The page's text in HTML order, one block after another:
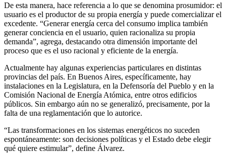
De esta manera, hace referencia a lo que se denomina prosumidor: el
usuario es el productor de su propia energía y puede comercializar el
excedente. “Generar energía cerca del consumo implica también
generar conciencia en el usuario, quien racionaliza su propia
demanda”, agrega, destacando otra dimensión importante del
proceso que es el uso racional y eficiente de la energía.
Actualmente hay algunas experiencias particulares en distintas
provincias del país. En Buenos Aires, específicamente, hay
instalaciones en la Legislatura, en la Defensoría del Pueblo y en la
Comisión Nacional de Energía Atómica, entre otros edificios
públicos. Sin embargo aún no se generalizó, precisamente, por la
falta de una reglamentación que lo autorice.
“Las transformaciones en los sistemas energéticos no suceden
espontáneamente: son decisiones políticas y el Estado debe elegir
qué quiere estimular”, define Álvarez.